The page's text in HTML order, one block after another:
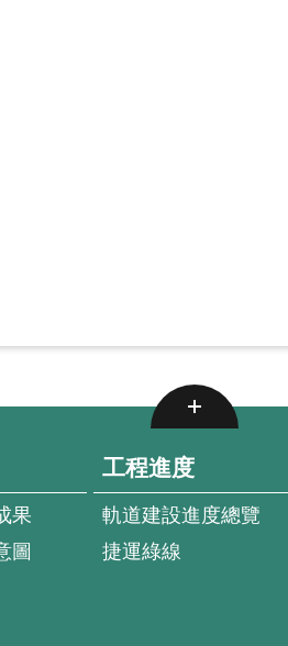
果
圖
工程進度
軌道建設進度總覽
捷運綠線